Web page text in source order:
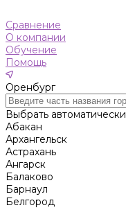
Сравнение
О компании
Обучение
Помощь
Оренбург
Выбрать автоматически
Абакан
Архангельск
Астрахань
Ангарск
Балаково
Барнаул
Белгород